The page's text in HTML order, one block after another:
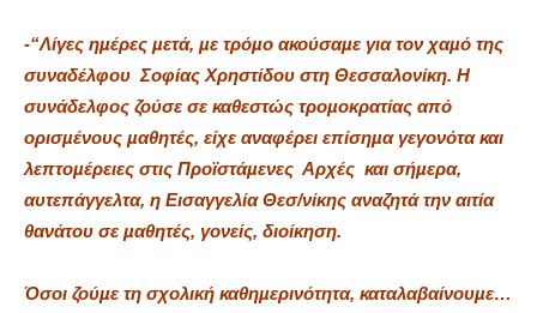
-“Λίγες ηµέρες µετά, µε τρόµο ακούσαµε για τον χαµό της
συναδέλφου Σοφίας Χρηστίδου στη Θεσσαλονίκη. Η
συνάδελφος ζούσε σε καθεστώς τροµοκρατίας από
ορισµένους µαθητές, είχε αναφέρει επίσηµα γεγονότα και
λεπτοµέρειες στις Προϊστάµενες Αρχές και σήµερα,
αυτεπάγγελτα, η Εισαγγελία Θεσ/νίκης αναζητά την αιτία
θανάτου σε µαθητές, γονείς, διοίκηση.
Όσοι ζούµε τη σχολική καθηµερινότητα, καταλαβαίνουµε…